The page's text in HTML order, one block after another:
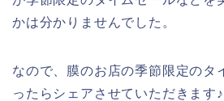
かは分かりませんでした。
なので、膜のお店の季節限定のタ
ったらシェアさせていただきます♪